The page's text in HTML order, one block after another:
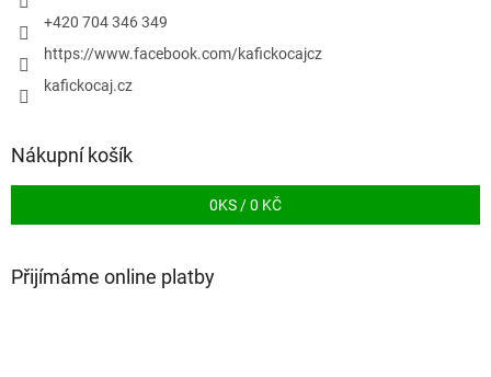
+420 704 346 349
https://www.facebook.com/kafickocajcz
kafickocaj.cz
Nákupní košík
0KS /0 KČ
Přijímáme online platby